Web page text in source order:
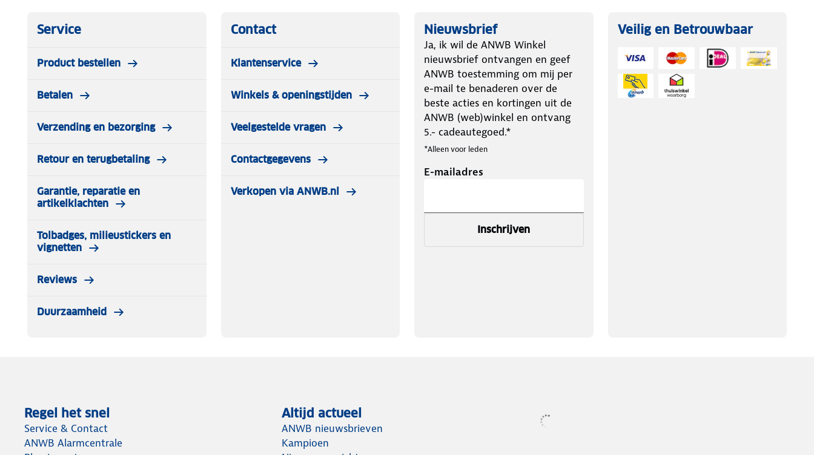
Service
Product bestellen
Betalen
Verzending en bezorging
Retour en terugbetaling
Garantie, reparatie en
artikelklachten
Tolbadges, milieustickers en
vignetten
Reviews
Duurzaamheid
Contact
Klantenservice
Winkels & openingstijden
Veelgestelde vragen
Contactgegevens
Verkopen via ANWB.nl
Nieuwsbrief
Ja, ik wil de ANWB Winkel
nieuwsbrief ontvangen en geef
ANWB toestemming om mij per
e-mail te benaderen over de
beste acties en kortingen uit de
ANWB (web)winkel en ontvang
5.- cadeautegoed.*
*Alleen voor leden
E-mailadres
Inschrijven
Veilig en Betrouwbaar
Regel het snel
Service & Contact
ANWB Alarmcentrale
Altijd actueel
ANWB nieuwsbrieven
Kampioen